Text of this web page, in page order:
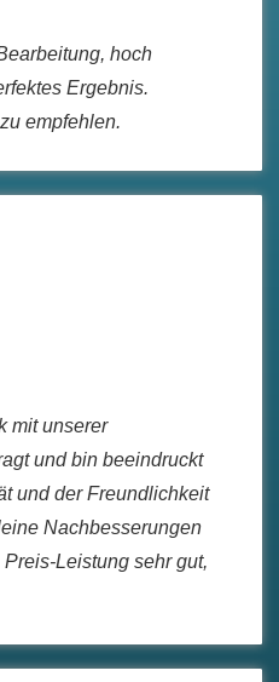
hoch
Ergebnis.
empfehlen.
mit unserer
und bin beeindruckt
und der Freundlichkeit
Nachbesserungen
Leistung sehr gut,